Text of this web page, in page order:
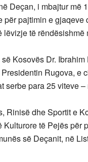
Deçan, i mbajtur më
për pajtimin e
të rëndësishmë
Kosovës Dr.
Rugova, e
serbe para 25 viteve
Rinisë dhe Sportit e
të Pejës për
së Deçanit, në